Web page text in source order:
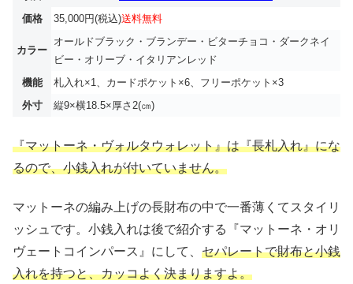
価格
35,000円(税込)送料無料
カラー
オールドブラック・ブランデー・ビターチョコ・ダークネイ
ビー・オリーブ・イタリアンレッド
機能
札入れ×1、カードポケット×6、フリーポケット×3
外寸
縦9×横18.5×厚さ2(㎝)
『マットーネ・ヴォルタウォレット』は『長札入れ』にな
るので、小銭入れが付いていません。
マットーネの編み上げの長財布の中で一番薄くてスタイリ
ッシュです。小銭入れは後で紹介する『マットーネ・オリ
ヴェートコインパース』にして、 セパレートで財布と小銭
入れを持つと、カッコよく決まりますよ。